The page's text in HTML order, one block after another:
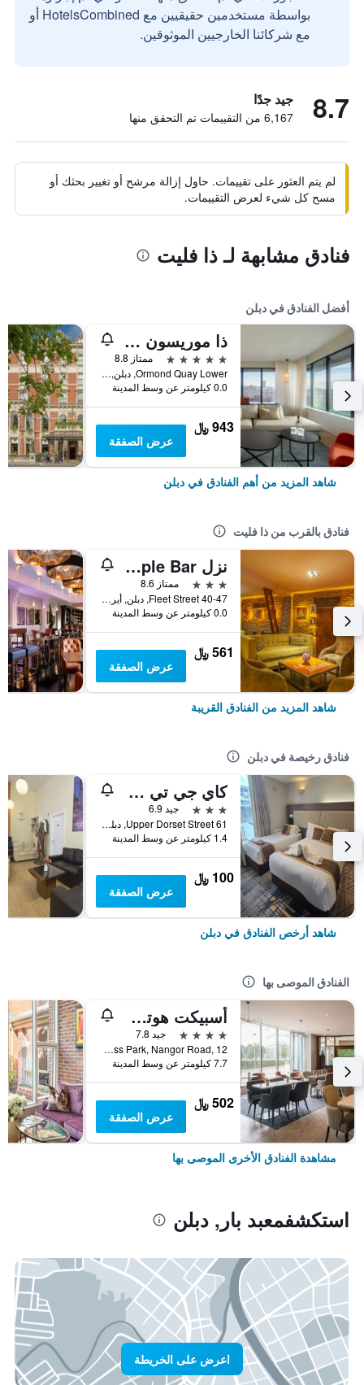
بواسطة مستخدمين حقيقيين مع HotelsCombined أو
مع شركائنا الخارجيين الموثوقين.
8.7 جيد جدًا
6,167 من التقييمات تم التحقق منها
لم يتم العثور على تقييمات. حاول إزالة مرشح أو تغيير بحثك أو
مسح كل شيء لعرض التقييمات.
فنادق مشابهة لـ ذا فليت
أفضل الفنادق في دبلن
ذا موريسون دوبلين، كوريو كوليكشن باي هيلتون
5 نجوم
ممتاز 8.8
Ormond Quay Lower, دبلن, أيرلندا
0.0 كيلومتر عن وسط المدينة
943 ﷼
عرض الصفقة
شاهد المزيد من أهم الفنادق في دبلن
فنادق بالقرب من ذا فليت
نزل Temple Bar
3 نجوم
ممتاز 8.6
40-47 Fleet Street, دبلن, أيرلندا
0.0 كيلومتر عن وسط المدينة
561 ﷼
عرض الصفقة
شاهد المزيد من الفنادق القريبة
فنادق رخيصة في دبلن
كاي جي تي هاوس
3 نجوم
جيد 6.9
61 Upper Dorset Street, دبلن, أيرلندا
1.4 كيلومتر عن وسط المدينة
100 ﷼
عرض الصفقة
شاهد أرخص الفنادق في دبلن
الفنادق الموصى بها
أسبيكت هوتل دوبلن بارك ويست
4 نجوم
جيد 7.8
Park West Business Park, Nangor Road, 12, دبلن, أيرلندا
7.7 كيلومتر عن وسط المدينة
502 ﷼
عرض الصفقة
مشاهدة الفنادق الأخرى الموصى بها
استكشفمعبد بار, دبلن
اعرض على الخريطة